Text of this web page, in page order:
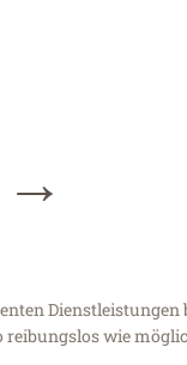
Dienstleistungen
wie